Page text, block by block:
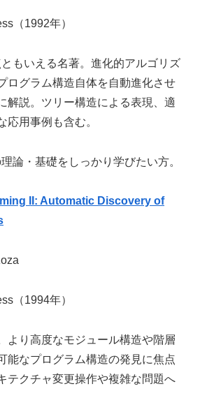
（1992年）
ともいえる名著。進化的アルゴリズ
ログラム構造自体を自動進化させ
解説。ツリー構造による表現、適
応用事例も含む。
理論・基礎をしっかり学びたい方。
II: Automatic Discovery of
（1994年）
より高度なモジュール構造や階層
能なプログラム構造の発見に焦点
テクチャ変更操作や複雑な問題へ